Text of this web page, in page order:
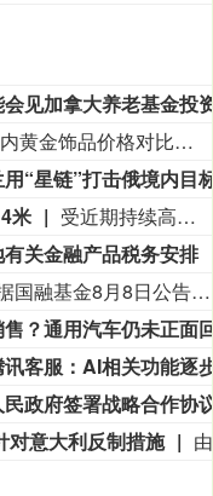
国内黄金饰品价格对比显示，国内多家品牌足金饰品价格重返1300元，其中周生生足金饰品报1315元/克，周大福报价1308元/克，老庙黄金报价1310元/克。
米
受近期持续高温天气影响，我国最大淡水湖鄱阳湖水位快速下降。截至8月8日8时，鄱阳湖标志性水文站星子站水位下降至13.97米，较昨日下降0.13米，鄱阳湖湖口站水位下降至13.84米，湖区两岸退水痕迹明显。（央视新闻）
关金融产品税务安排
根据国融基金8月8日公告，总经理毛灵俊因个人原因离任，总经理职位暂由张圆辉代任。根据国融基金安排，该公司董事会选举韩光华拟任公司总经理，待韩光华完成相关程序后履职。
对意大利反制措施